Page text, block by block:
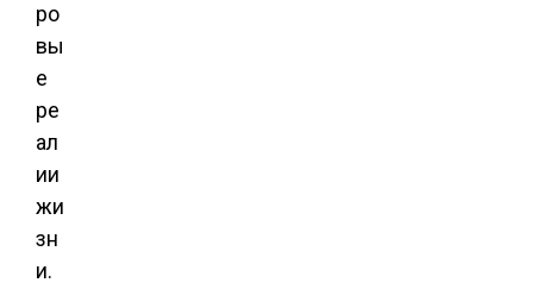
ро
вы
е
ре
ал
ии
жи
зн
и.